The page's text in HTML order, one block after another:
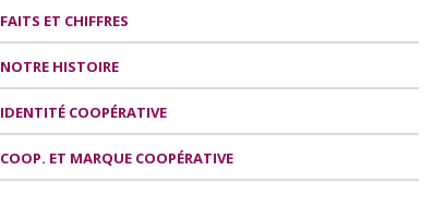
FAITS ET CHIFFRES
NOTRE HISTOIRE
IDENTITÉ COOPÉRATIVE
COOP. ET MARQUE COOPÉRATIVE